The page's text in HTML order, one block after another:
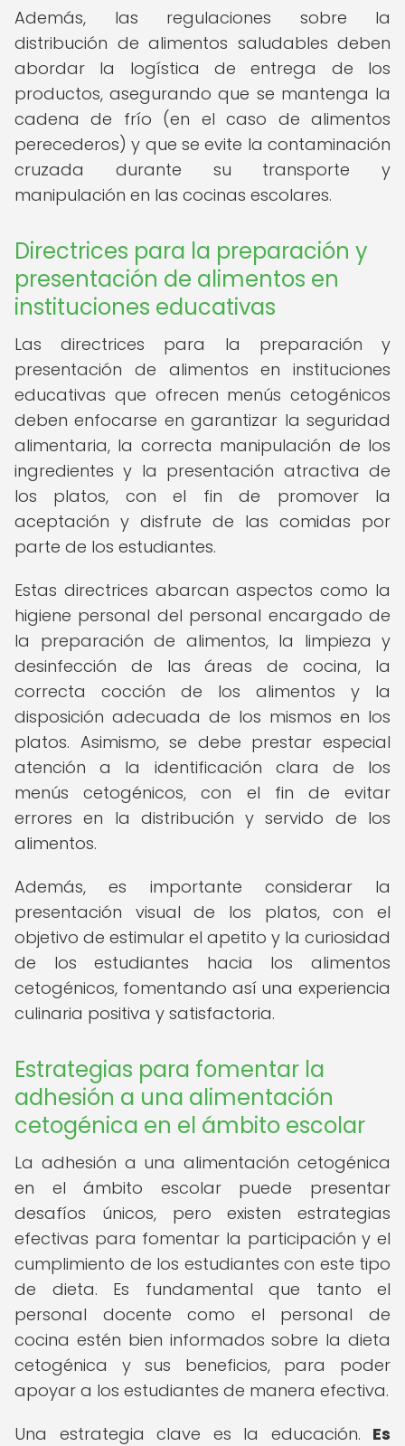
Además, las regulaciones sobre la
distribución de alimentos saludables deben
abordar la logística de entrega de los
productos, asegurando que se mantenga la
cadena de frío (en el caso de alimentos
perecederos) y que se evite la contaminación
cruzada durante su transporte y
manipulación en las cocinas escolares.
Directrices para la preparación y
presentación de alimentos en
instituciones educativas
Las directrices para la preparación y
presentación de alimentos en instituciones
educativas que ofrecen menús cetogénicos
deben enfocarse en garantizar la seguridad
alimentaria, la correcta manipulación de los
ingredientes y la presentación atractiva de
los platos, con el fin de promover la
aceptación y disfrute de las comidas por
parte de los estudiantes.
Estas directrices abarcan aspectos como la
higiene personal del personal encargado de
la preparación de alimentos, la limpieza y
desinfección de las áreas de cocina, la
correcta cocción de los alimentos y la
disposición adecuada de los mismos en los
platos. Asimismo, se debe prestar especial
atención a la identificación clara de los
menús cetogénicos, con el fin de evitar
errores en la distribución y servido de los
alimentos.
Además, es importante considerar la
presentación visual de los platos, con el
objetivo de estimular el apetito y la curiosidad
de los estudiantes hacia los alimentos
cetogénicos, fomentando así una experiencia
culinaria positiva y satisfactoria.
Estrategias para fomentar la
adhesión a una alimentación
cetogénica en el ámbito escolar
La adhesión a una alimentación cetogénica
en el ámbito escolar puede presentar
desafíos únicos, pero existen estrategias
efectivas para fomentar la participación y el
cumplimiento de los estudiantes con este tipo
de dieta. Es fundamental que tanto el
personal docente como el personal de
cocina estén bien informados sobre la dieta
cetogénica y sus beneficios, para poder
apoyar a los estudiantes de manera efectiva.
Una estrategia clave es la educación. Es